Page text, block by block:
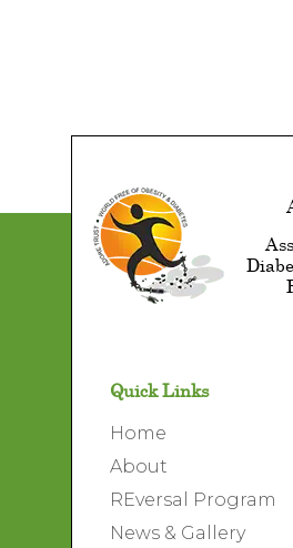
Quick Links
Home
About
REversal Program
News & Gallery